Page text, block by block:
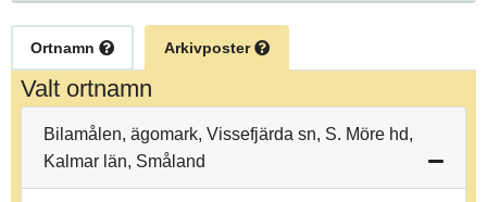
Ortnamn Arkivposter
Valt ortnamn
Bilamålen, ägomark, Vissefjärda sn, S. Möre hd,
Kalmar län, Småland